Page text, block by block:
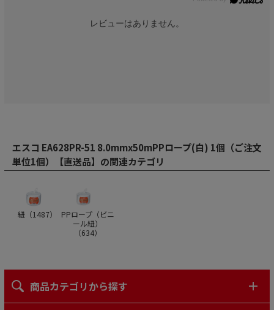
レビューはありません。
エスコ EA628PR-51 8.0mmx50mPPロープ(白) 1個（ご注文
単位1個）【直送品】の関連カテゴリ
紐（1487）
PPロープ（ビニ
ール紐）
（634）
商品カテゴリから探す